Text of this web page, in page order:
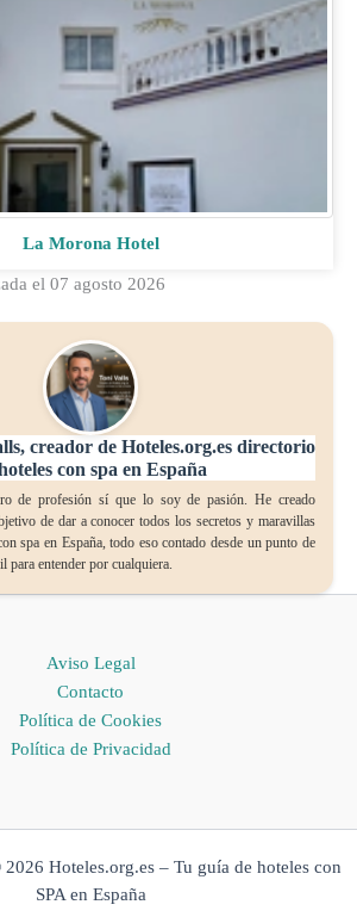
La Morona Hotel
el 07 agosto 2026
creador de Hoteles.org.es directorio
con spa en España
de profesión sí que lo soy de pasión. He creado
de dar a conocer todos los secretos y maravillas
spa en España, todo eso contado desde un punto de
para entender por cualquiera.
Aviso Legal
Contacto
Política de Cookies
Política de Privacidad
Hoteles.org.es – Tu guía de hoteles con
SPA en España